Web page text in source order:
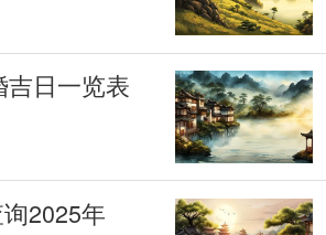
日一览表
2025年